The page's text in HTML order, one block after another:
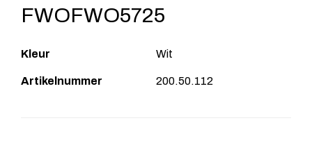
FWOFWO5725
Kleur Wit
Artikelnummer 200.50.112